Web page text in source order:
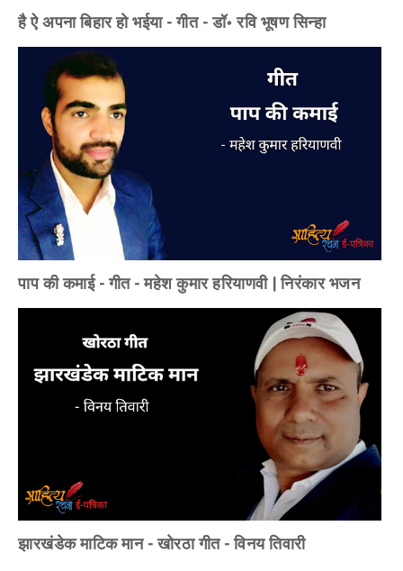
है ऐ अपना बिहार हो भईया - गीत - डॉ॰ रवि भूषण सिन्हा
पाप की कमाई - गीत - महेश कुमार हरियाणवी | निरंकार भजन
झारखंडेक माटिक मान - खोरठा गीत - विनय तिवारी